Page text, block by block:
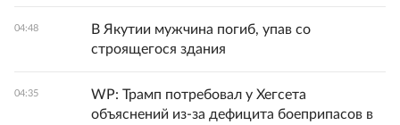
04:48
В Якутии мужчина погиб, упав со
строящегося здания
04:35
WP: Трамп потребовал у Хегсета
объяснений из-за дефицита боеприпасов в